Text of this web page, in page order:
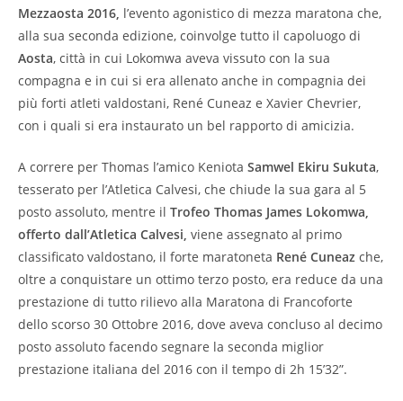
Mezzaosta 2016, l’evento agonistico di mezza maratona che,
alla sua seconda edizione, coinvolge tutto il capoluogo di
Aosta, città in cui Lokomwa aveva vissuto con la sua
compagna e in cui si era allenato anche in compagnia dei
più forti atleti valdostani, René Cuneaz e Xavier Chevrier,
con i quali si era instaurato un bel rapporto di amicizia.
A correre per Thomas l’amico Keniota Samwel Ekiru Sukuta,
tesserato per l’Atletica Calvesi, che chiude la sua gara al 5
posto assoluto, mentre il Trofeo Thomas James Lokomwa,
offerto dall’Atletica Calvesi, viene assegnato al primo
classificato valdostano, il forte maratoneta René Cuneaz che,
oltre a conquistare un ottimo terzo posto, era reduce da una
prestazione di tutto rilievo alla Maratona di Francoforte
dello scorso 30 Ottobre 2016, dove aveva concluso al decimo
posto assoluto facendo segnare la seconda miglior
prestazione italiana del 2016 con il tempo di 2h 15’32”.